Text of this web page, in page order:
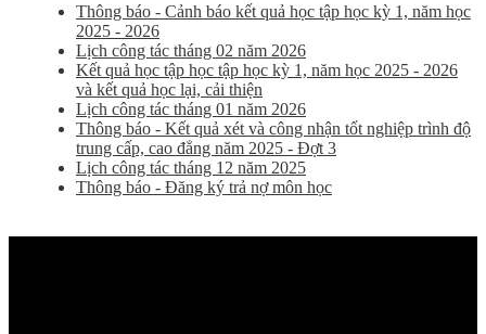
Thông báo - Cảnh báo kết quả học tập học kỳ 1, năm học
2025 - 2026
Lịch công tác tháng 02 năm 2026
Kết quả học tập học tập học kỳ 1, năm học 2025 - 2026
và kết quả học lại, cải thiện
Lịch công tác tháng 01 năm 2026
Thông báo - Kết quả xét và công nhận tốt nghiệp trình độ
trung cấp, cao đẳng năm 2025 - Đợt 3
Lịch công tác tháng 12 năm 2025
Thông báo - Đăng ký trả nợ môn học